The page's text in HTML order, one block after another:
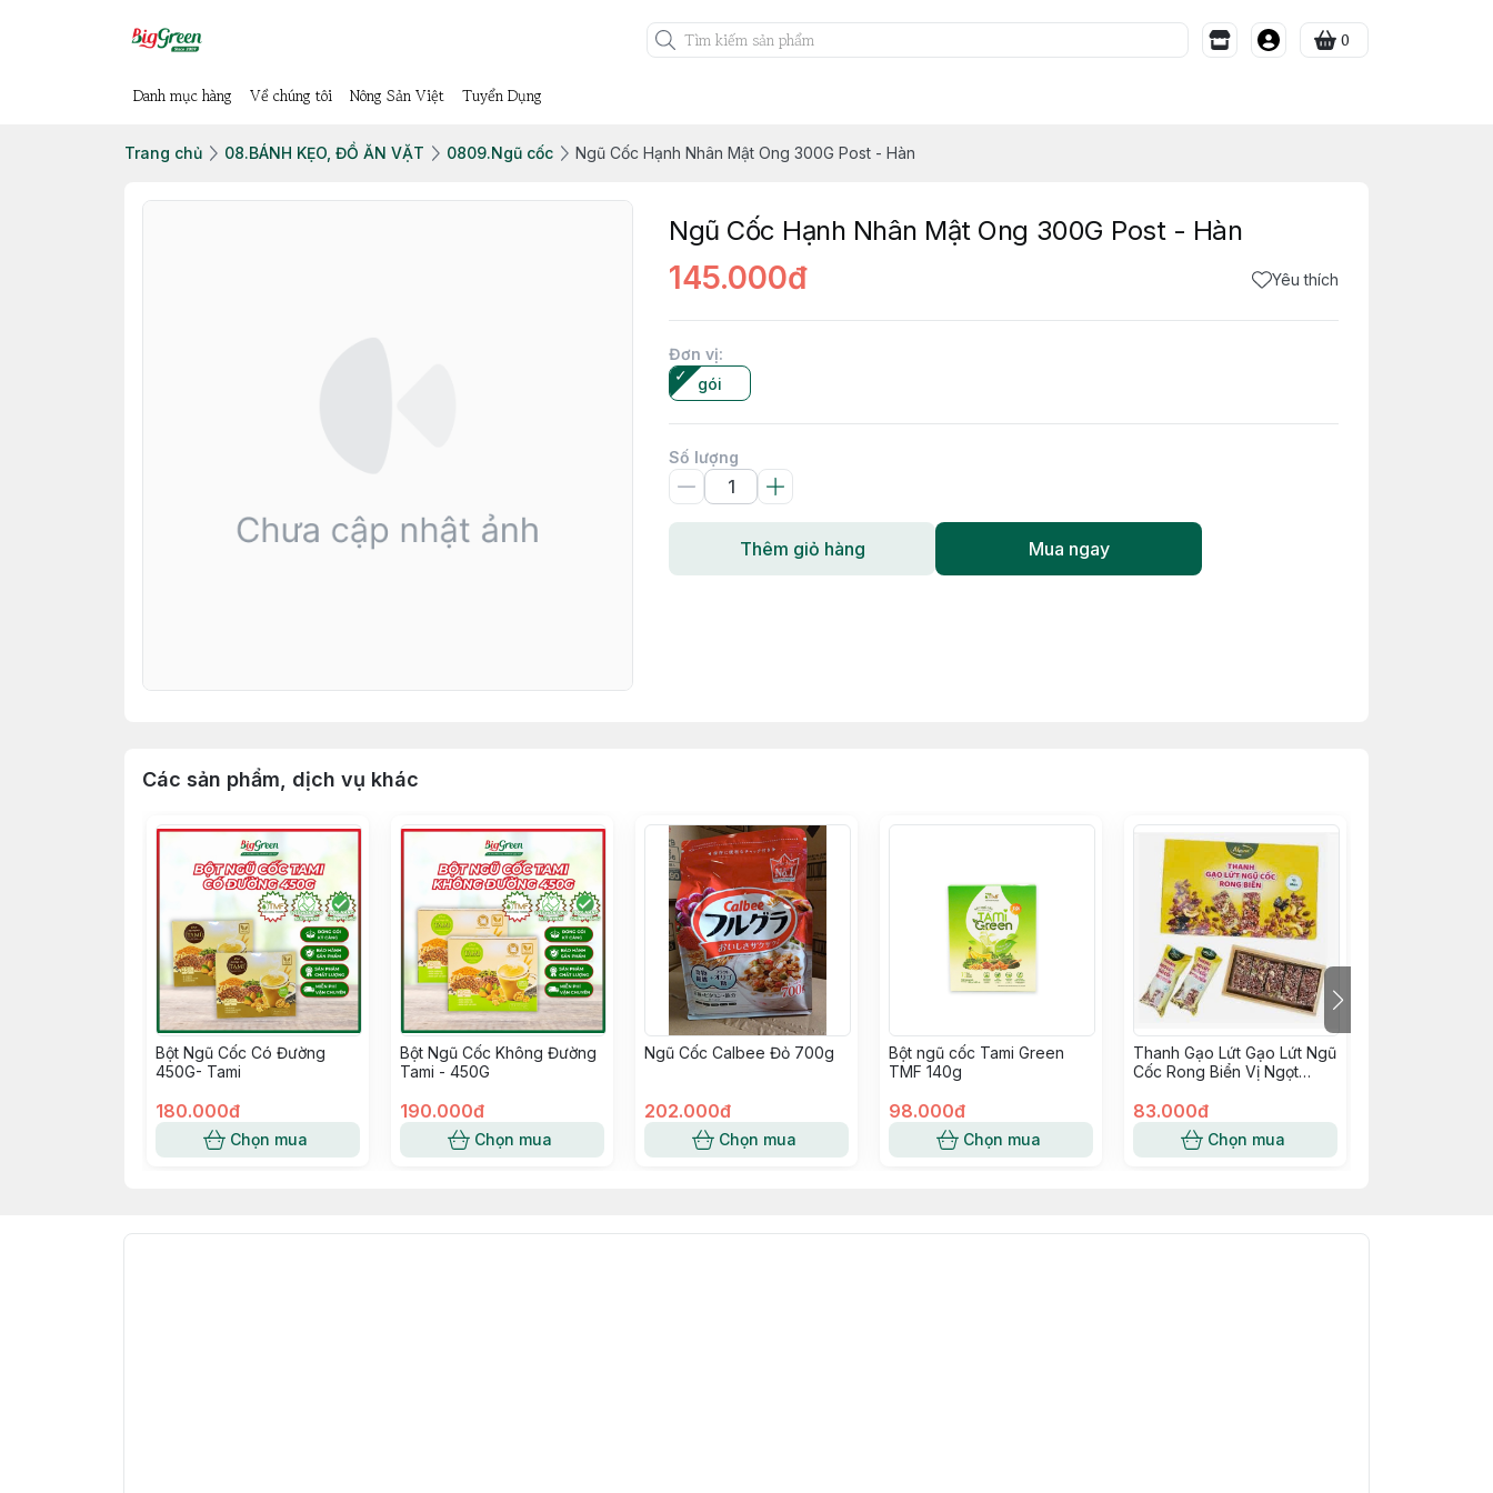
0
Danh mục hàng Về chúng tôi Nông Sản Việt Tuyển Dụng
Trang chủ 08.BÁNH KẸO, ĐỒ ĂN VẶT 0809.Ngũ cốc Ngũ Cốc Hạnh Nhân Mật Ong 300G Post - Hàn
Ngũ Cốc Hạnh Nhân Mật Ong 300G Post - Hàn
145.000đ Yêu thích
Đơn vị:
gói
Số lượng
Thêm giỏ hàng Mua ngay
Các sản phẩm, dịch vụ khác
Bột Ngũ Cốc Có Đường
450G- Tami
180.000đ
Chọn mua
Bột Ngũ Cốc Không Đường
Tami - 450G
190.000đ
Chọn mua
Ngũ Cốc Calbee Đỏ 700g
202.000đ
Chọn mua
Bột ngũ cốc Tami Green
TMF 140g
98.000đ
Chọn mua
Thanh Gạo Lứt Gạo Lứt Ngũ
Cốc Rong Biển Vị Ngọt
83.000đ
Chọn mua